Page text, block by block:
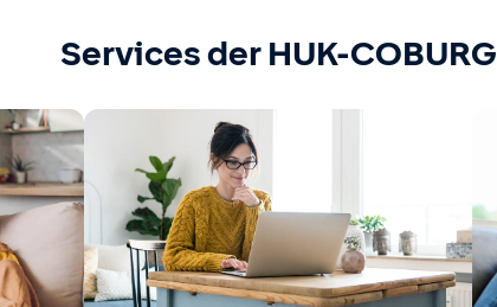
Services der HUK-COBURG